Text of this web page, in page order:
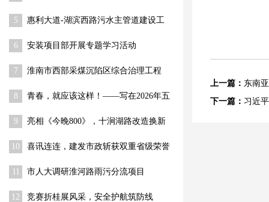
5
惠利大道-湖滨西路污水主管道建设工
6
安装项目部开展专题学习活动
7
淮南市西部采煤沉陷区综合治理工程
8
青春，就应该这样！——写在2026年五
9
亮相《今晚800》，十涧湖路改造换新
10 喜讯连连，建发市政斩获双重省级荣誉
11 市人大调研淮河路雨污分流项目
12 竞赛折桂展风采，安全护航筑防线
上一篇： 东南
下一篇： 习近